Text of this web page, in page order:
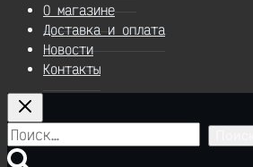
О магазине
Доставка и оплата
Новости
Контакты
Найти: